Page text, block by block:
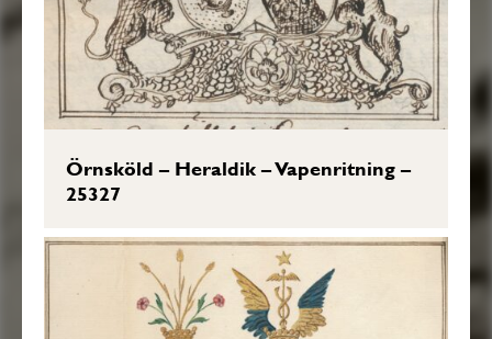
Örnsköld – Heraldik – Vapenritning –
25327